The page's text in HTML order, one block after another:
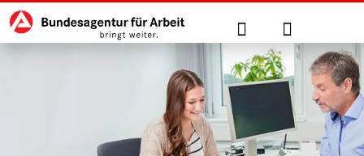
zu den Hauptinhalten springen
Hauptnavigation Suche Anmelden